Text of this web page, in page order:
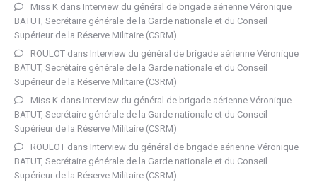
Miss K dans Interview du général de brigade aérienne Véronique
BATUT, Secrétaire générale de la Garde nationale et du Conseil
Supérieur de la Réserve Militaire (CSRM)
ROULOT dans Interview du général de brigade aérienne Véronique
BATUT, Secrétaire générale de la Garde nationale et du Conseil
Supérieur de la Réserve Militaire (CSRM)
Miss K dans Interview du général de brigade aérienne Véronique
BATUT, Secrétaire générale de la Garde nationale et du Conseil
Supérieur de la Réserve Militaire (CSRM)
ROULOT dans Interview du général de brigade aérienne Véronique
BATUT, Secrétaire générale de la Garde nationale et du Conseil
Supérieur de la Réserve Militaire (CSRM)